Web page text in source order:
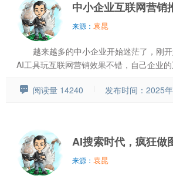
中小企业互联网营销
来源： 袁昆
越来越多的中小企业开始迷茫了，刚开
AI工具玩互联网营销效果不错，自己企业
阅读量 14240 发布时间：2025
AI搜索时代，疯狂做
来源： 袁昆